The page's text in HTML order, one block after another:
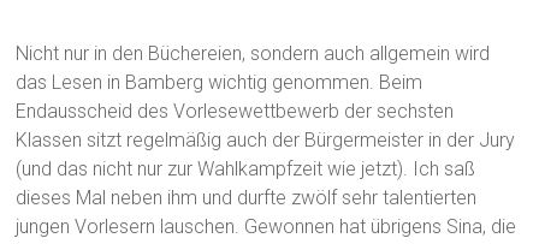
Nicht nur in den Büchereien, sondern auch allgemein wird
das Lesen in Bamberg wichtig genommen. Beim
Endausscheid des Vorlesewettbewerb der sechsten
Klassen sitzt regelmäßig auch der Bürgermeister in der Jury
(und das nicht nur zur Wahlkampfzeit wie jetzt). Ich saß
dieses Mal neben ihm und durfte zwölf sehr talentierten
jungen Vorlesern lauschen. Gewonnen hat übrigens Sina, die